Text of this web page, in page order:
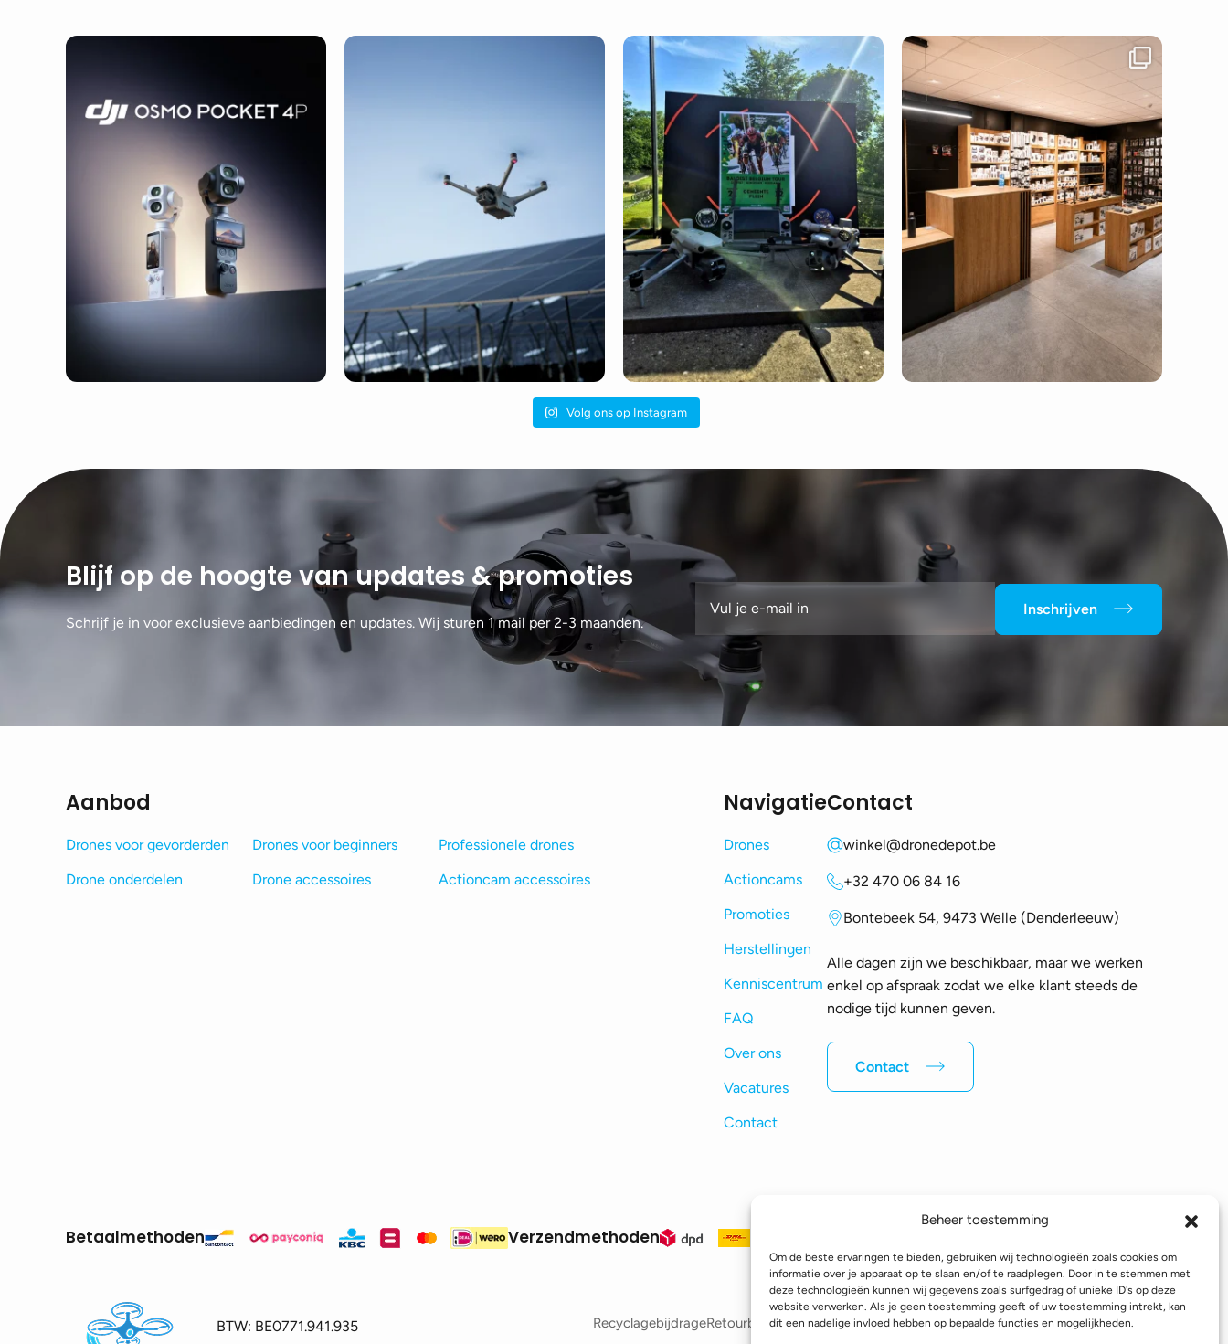
Beheer toestemming
Om de beste ervaringen te bieden, gebruiken wij technologieën zoals cookies om
informatie over je apparaat op te slaan en/of te raadplegen. Door in te stemmen met
deze technologieën kunnen wij gegevens zoals surfgedrag of unieke ID's op deze
website verwerken. Als je geen toestemming geeft of uw toestemming intrekt, kan
dit een nadelige invloed hebben op bepaalde functies en mogelijkheden.
Volg ons op Instagram
Blijf op de hoogte van updates & promoties
Schrijf je in voor exclusieve aanbiedingen en updates. Wij sturen 1 mail per 2-3 maanden.
Inschrijven
Aanbod
Drones voor gevorderden Drones voor beginners
Professionele drones
Drone onderdelen
Drone accessoires Actioncam accessoires
Navigatie
Drones
Actioncams
Promoties
Herstellingen
Kenniscentrum
FAQ
Over ons
Vacatures
Contact
Contact
winkel@dronedepot.be
+32 470 06 84 16
Bontebeek 54, 9473 Welle (Denderleeuw)
Alle dagen zijn we beschikbaar, maar we werken
enkel op afspraak zodat we elke klant steeds de
nodige tijd kunnen geven.
Contact
Betaalmethoden Verzendmethoden
BTW: BE0771.941.935
RecyclagebijdrageRetourbeleid BetaalinformatieVerzendinformatieToegankelijkheidsverklaring